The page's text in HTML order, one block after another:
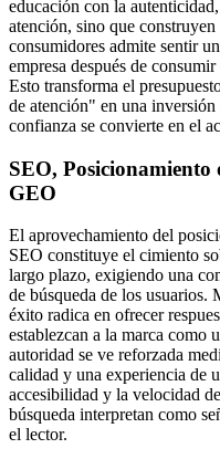
educación con la
atención, sino que
consumidores admite sentir
empresa después de
Esto transforma el
de atención" en una
confianza se convierte en el
SEO, Posicionamiento
GEO
El aprovechamiento del
SEO constituye el cimiento
largo plazo, exigiendo una
de búsqueda de los usuarios.
éxito radica en ofrecer
establezcan a la marca como
autoridad se ve reforzada
calidad y una experiencia de
accesibilidad y la velocidad
búsqueda interpretan como
el lector.